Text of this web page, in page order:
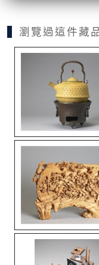
瀏覽過這件藏